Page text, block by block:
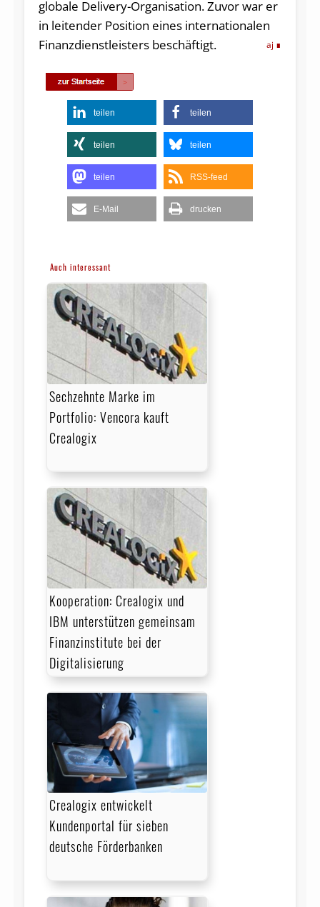
globale Delivery-Organisation. Zuvor war er
in leitender Position eines internationalen
Finanzdienstleisters beschäftigt.
aj
teilen teilen
teilen teilen
teilen RSS-feed
E-Mail drucken
Auch interessant
Sechzehnte Marke im
Portfolio: Vencora kauft
Crealogix
Kooperation: Crealogix und
IBM unterstützen gemeinsam
Fi­nanz­in­sti­tu­te bei der
Digitalisierung
Crealogix entwickelt
Kundenportal für sieben
deutsche Förderbanken